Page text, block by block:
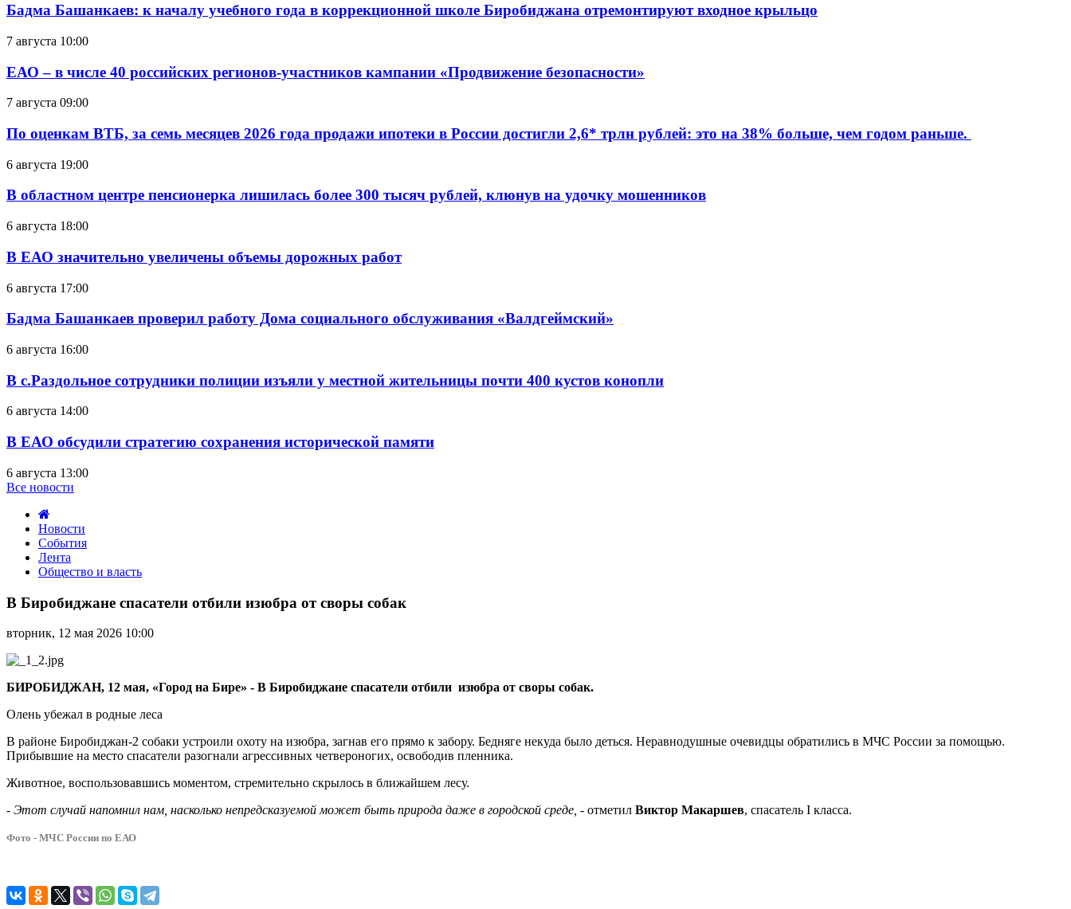
Бадма Башанкаев: к началу учебного года в коррекционной школе Биробиджана отремонтируют входное крыльцо
7 августа 10:00
ЕАО – в числе 40 российских регионов-участников кампании «Продвижение безопасности»
7 августа 09:00
По оценкам ВТБ, за семь месяцев 2026 года продажи ипотеки в России достигли 2,6* трлн рублей: это на 38% больше, чем годом раньше.
6 августа 19:00
В областном центре пенсионерка лишилась более 300 тысяч рублей, клюнув на удочку мошенников
6 августа 18:00
В ЕАО значительно увеличены объемы дорожных работ
6 августа 17:00
Бадма Башанкаев проверил работу Дома социального обслуживания «Валдгеймский»
6 августа 16:00
В с.Раздольное сотрудники полиции изъяли у местной жительницы почти 400 кустов конопли
6 августа 14:00
В ЕАО обсудили стратегию сохранения исторической памяти
6 августа 13:00
Все новости
Новости
События
Лента
Общество и власть
Биробиджане
спасатели
отбили
изюбра
от
своры
собак
В Биробиджане спасатели отбили изюбра от своры собак
вторник, 12 мая 2026 10:00
БИРОБИДЖАН, 12 мая, «Город на Бире» - В Биробиджане спасатели отбили изюбра от своры собак.
Олень убежал в родные леса
В районе Биробиджан-2 собаки устроили охоту на изюбра, загнав его прямо к забору. Бедняге некуда было деться. Неравнодушные очевидцы обратились в МЧС России за помощью.
Прибывшие на место спасатели разогнали агрессивных четвероногих, освободив пленника.
Животное, воспользовавшись моментом, стремительно скрылось в ближайшем лесу.
- Этот случай напомнил нам, насколько непредсказуемой может быть природа даже в городской среде, - отметил Виктор Макаршев, спасатель I класса.
Фото - МЧС России по ЕАО